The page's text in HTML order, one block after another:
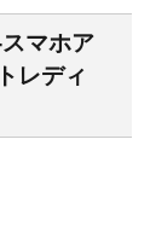
マホア
レディ